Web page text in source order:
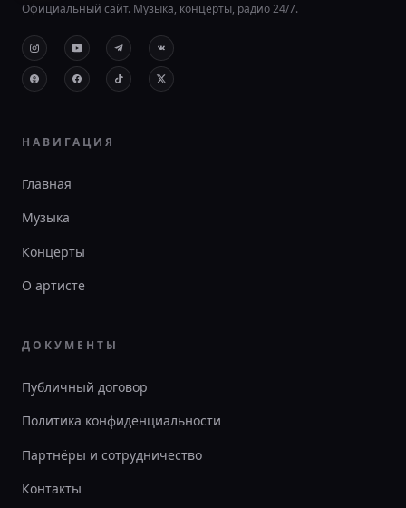
Официальный сайт. Музыка, концерты, радио 24/7.
НАВИГАЦИЯ
Главная
Музыка
Концерты
О артисте
ДОКУМЕНТЫ
Публичный договор
Политика конфиденциальности
Партнёры и сотрудничество
Контакты